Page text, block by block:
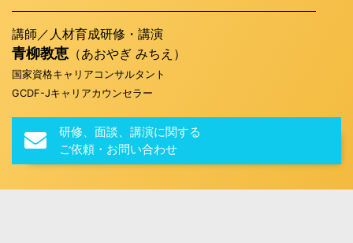
講師／人材育成研修・講演
青柳教恵 （あおやぎ みちえ）
国家資格キャリアコンサルタント
GCDF-Jキャリアカウンセラー
研修、面談、講演に関する
ご依頼・お問い合わせ